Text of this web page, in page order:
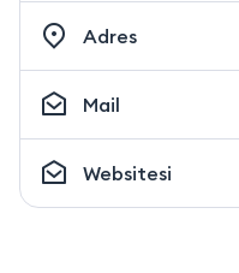
Adres
Mail
Websitesi